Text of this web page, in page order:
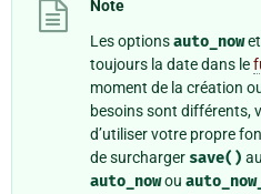
Note
Les optionsauto_nowet
toujours la date dans le
moment de la création
besoins sont différents,
d’utiliser votre propre
de surcharger save()
auto_nowou